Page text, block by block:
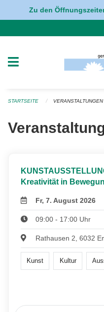
Navigation überspringen
Zu den
STARTSEITE VERANSTALTUNGEN
Kreativität in
Fr, 7. August 2026
09:00 - 17:00 Uhr
Rathausen 2, 6032
Kunst Kultur